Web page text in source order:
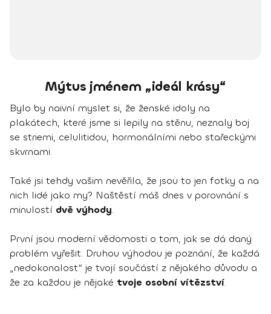
Mýtus jménem „ideál krásy“
Bylo by naivní myslet si, že ženské idoly na
plakátech, které jsme si lepily na stěnu, neznaly boj
se striemi, celulitidou, hormonálními nebo stařeckými
skvrnami.
Také jsi tehdy vašim nevěřila, že jsou to jen fotky a na
nich lidé jako my? Naštěstí máš dnes v porovnání s
minulostí dvě výhody.
První jsou moderní vědomosti o tom, jak se dá daný
problém vyřešit. Druhou výhodou je poznání, že každá
„nedokonalost“ je tvojí součástí z nějakého důvodu a
že za každou je nějaké tvoje osobní vítězství.